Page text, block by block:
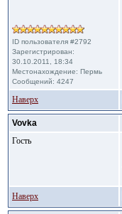
ID пользователя #2792
Зарегистрирован:
30.10.2011, 18:34
Местонахождение: Пермь
Сообщений: 4247
Наверх
Vovka
Гость
Наверх